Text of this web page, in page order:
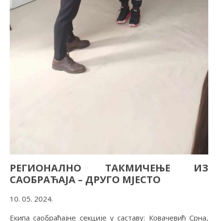
РЕГИОНАЛНО ТАКМИЧЕЊЕ ИЗ
САОБРАЋАЈА – ДРУГО МЈЕСТО
10. 05. 2024.
Екипа саобраћајне секције у саставу: Ковачевић Срна,